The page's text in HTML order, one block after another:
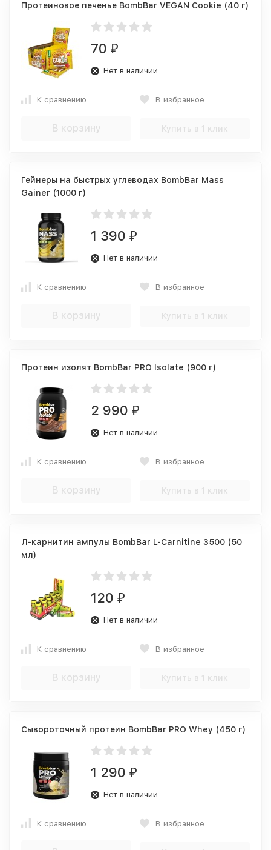
Протеиновое печенье BombBar VEGAN Cookie (40 г)
70 ₽
Нет в наличии
К сравнению В избранное
В корзину Купить в 1 клик
Гейнеры на быстрых углеводах BombBar Mass
Gainer (1000 г)
1 390 ₽
Нет в наличии
К сравнению В избранное
В корзину Купить в 1 клик
Протеин изолят BombBar PRO Isolate (900 г)
2 990 ₽
Нет в наличии
К сравнению В избранное
В корзину Купить в 1 клик
Л-карнитин ампулы BombBar L-Carnitine 3500 (50
мл)
120 ₽
Нет в наличии
К сравнению В избранное
В корзину Купить в 1 клик
Сывороточный протеин BombBar PRO Whey (450 г)
1 290 ₽
Нет в наличии
К сравнению В избранное